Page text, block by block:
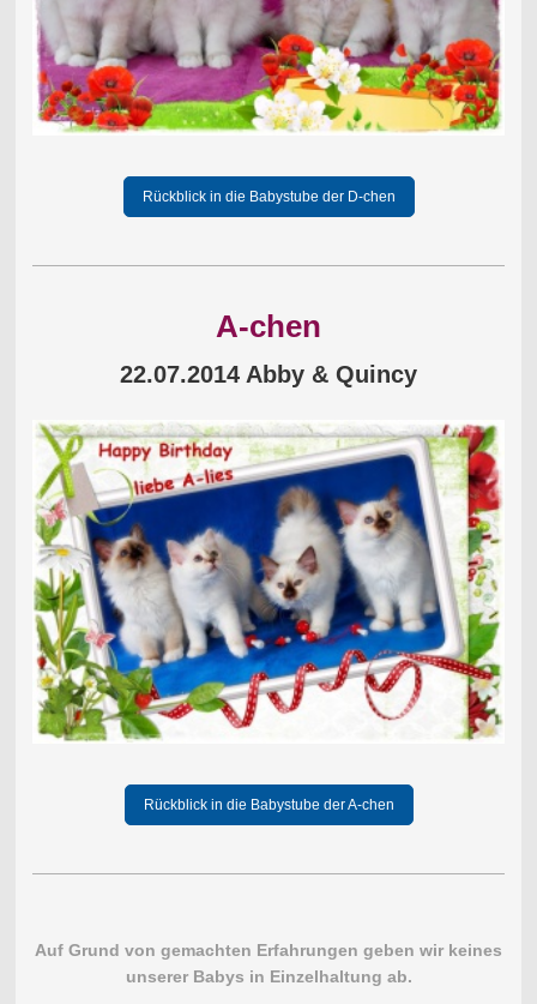
Rückblick in die Babystube der D-chen
A-chen
22.07.2014 Abby & Quincy
Rückblick in die Babystube der A-chen
Auf Grund von gemachten Erfahrungen geben wir keines
unserer Babys in Einzelhaltung ab.